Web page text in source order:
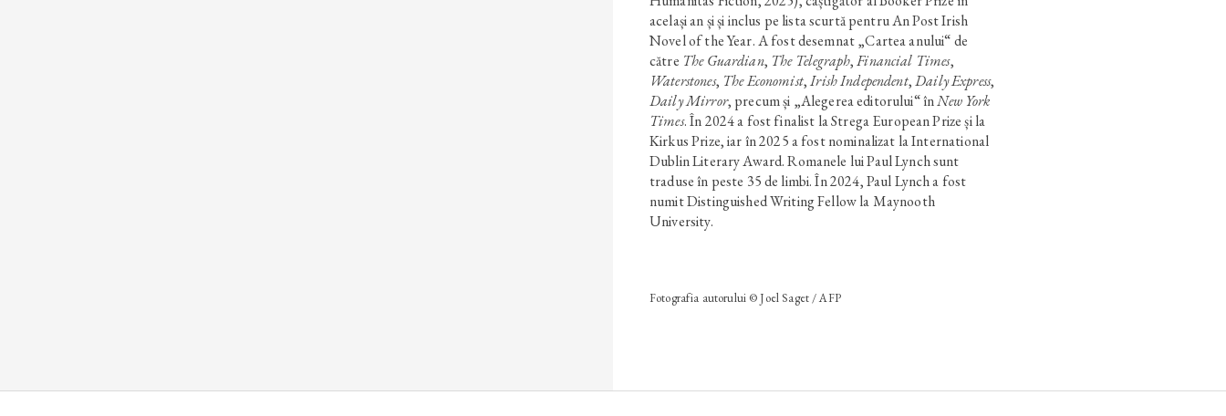
același an și și inclus pe lista scurtă pentru An Post Irish
Novel of the Year. A fost desemnat „Cartea anului“ de
către The Guardian, The Telegraph,Financial Times,
Waterstones, The Economist,Irish Independent,Daily Express,
Daily Mirror, precum și „Alegerea editorului“ înNew York
Times. În 2024 a fost finalist la Strega European Prize și la
Kirkus Prize, iar în 2025 a fost nominalizat la International
Dublin Literary Award. Romanele lui Paul Lynch sunt
traduse în peste 35 de limbi. În 2024, Paul Lynch a fost
numit Distinguished Writing Fellow la Maynooth
University.
Fotografia autorului © Joel Saget / AFP